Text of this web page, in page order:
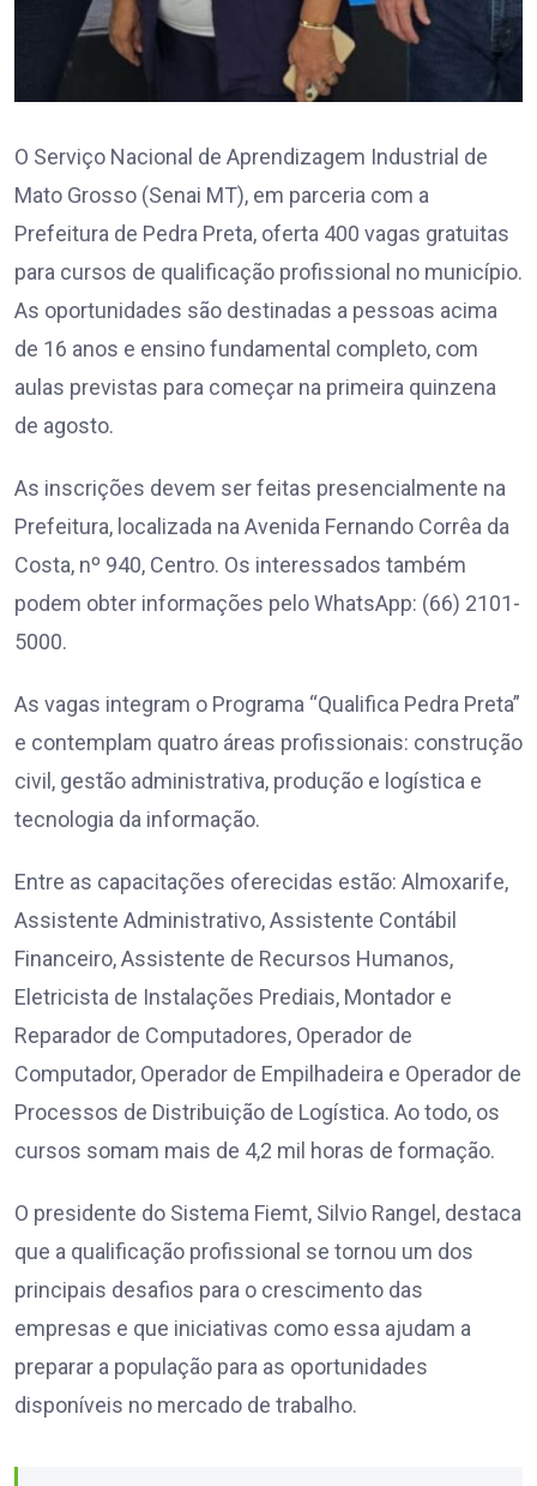
O Serviço Nacional de Aprendizagem Industrial de
Mato Grosso (Senai MT), em parceria com a
Prefeitura de Pedra Preta, oferta 400 vagas gratuitas
para cursos de qualificação profissional no município.
As oportunidades são destinadas a pessoas acima
de 16 anos e ensino fundamental completo, com
aulas previstas para começar na primeira quinzena
de agosto.
As inscrições devem ser feitas presencialmente na
Prefeitura, localizada na Avenida Fernando Corrêa da
Costa, nº 940, Centro. Os interessados também
podem obter informações pelo WhatsApp: (66) 2101-
5000.
As vagas integram o Programa “Qualifica Pedra Preta”
e contemplam quatro áreas profissionais: construção
civil, gestão administrativa, produção e logística e
tecnologia da informação.
Entre as capacitações oferecidas estão: Almoxarife,
Assistente Administrativo, Assistente Contábil
Financeiro, Assistente de Recursos Humanos,
Eletricista de Instalações Prediais, Montador e
Reparador de Computadores, Operador de
Computador, Operador de Empilhadeira e Operador de
Processos de Distribuição de Logística. Ao todo, os
cursos somam mais de 4,2 mil horas de formação.
O presidente do Sistema Fiemt, Silvio Rangel, destaca
que a qualificação profissional se tornou um dos
principais desafios para o crescimento das
empresas e que iniciativas como essa ajudam a
preparar a população para as oportunidades
disponíveis no mercado de trabalho.